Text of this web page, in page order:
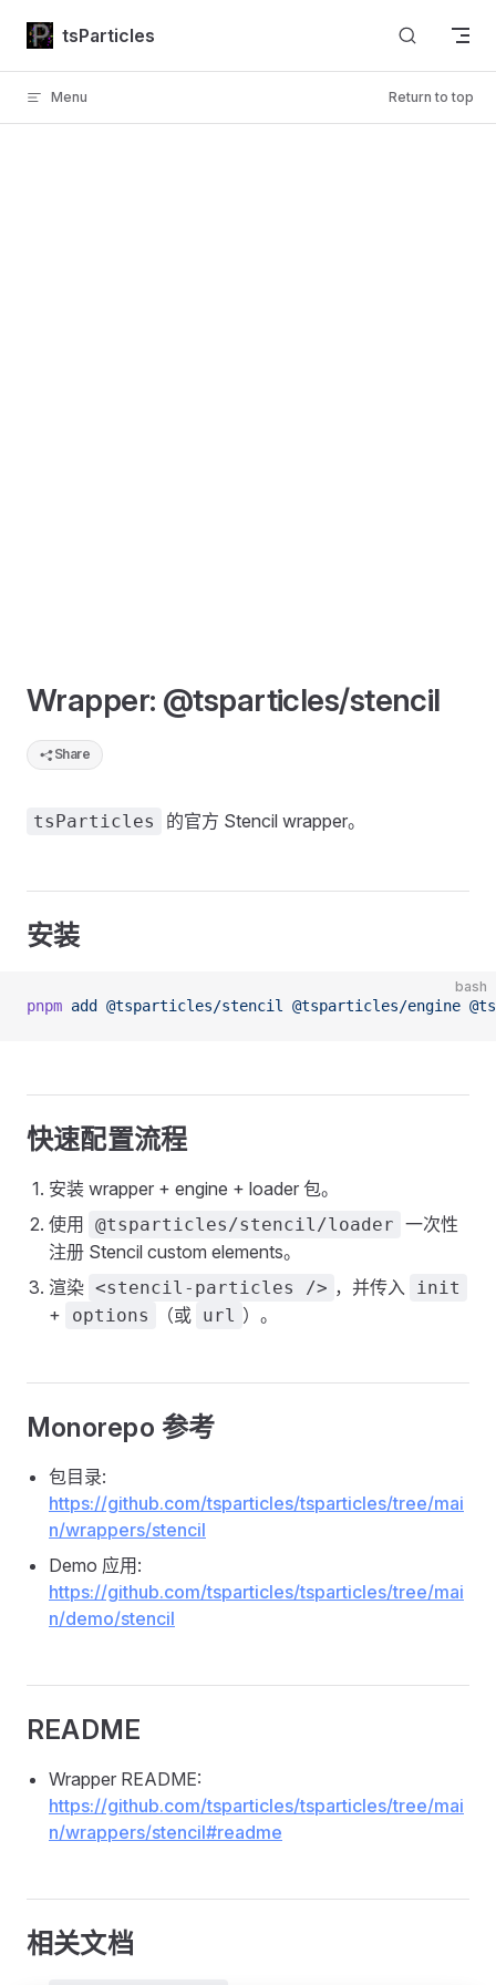
Skip to content
tsParticles
Menu Return to top
Wrapper: @tsparticles/stencil
Share
tsParticles 的官方 Stencil wrapper。
安装
bash
pnpm add @tsparticles/stencil @tsparticles/engine
快速配置流程
安装 wrapper + engine + loader 包。
使用 @tsparticles/stencil/loader 一次性
注册 Stencil custom elements。
渲染 <stencil-particles /> ，并传入 init
+ options （或 url ）。
Monorepo 参考
包目录:
https://github.com/tsparticles/tsparticles/tree/mai
n/wrappers/stencil
Demo 应用:
https://github.com/tsparticles/tsparticles/tree/mai
n/demo/stencil
README
Wrapper README:
https://github.com/tsparticles/tsparticles/tree/mai
n/wrappers/stencil#readme
相关文档